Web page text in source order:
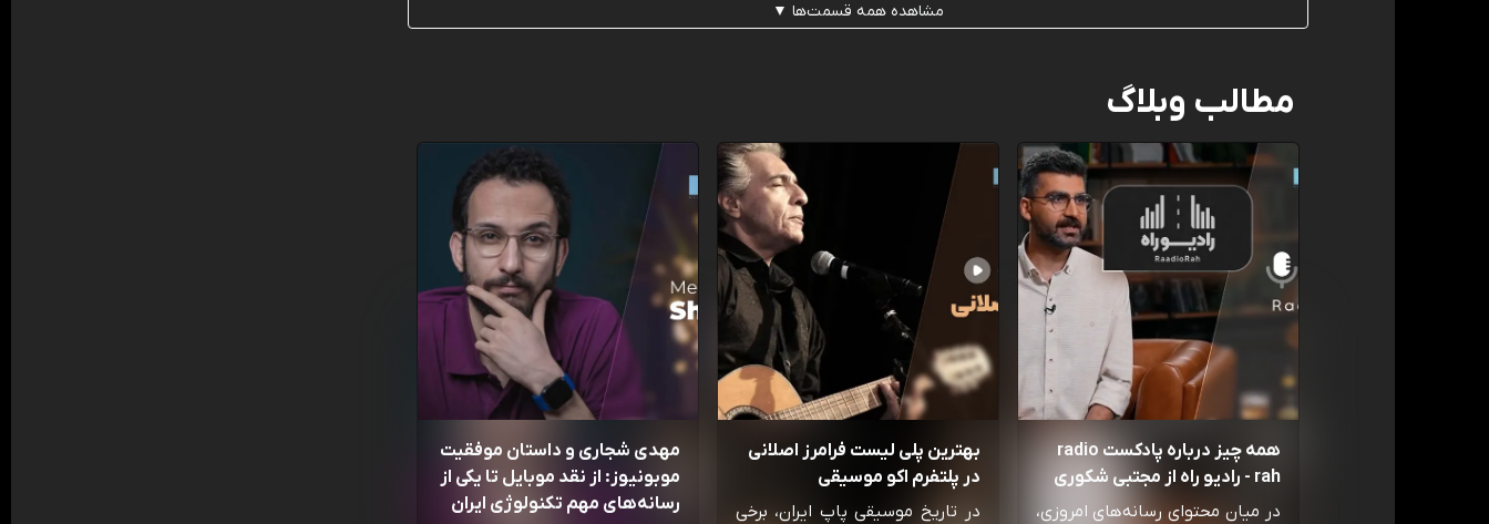
مشاهده همه قسمت‌ها ▼
مطالب وبلاگ
همه چیز درباره پادکست radio
rah - رادیو راه از مجتبی شکوری
در میان محتوای رسانه‌های امروزی،
بهترین پلی لیست فرامرز اصلانی
در پلتفرم اکو موسیقی
در تاریخ موسیقی پاپ ایران، برخی
مهدی شجاری و داستان موفقیت
موبونیوز: از نقد موبایل تا یکی از
رسانه‌‌های مهم تکنولوژی ایران